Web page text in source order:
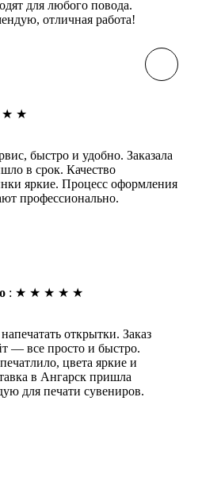
для любого повода.
отличная работа!
★ ★
быстро и удобно. Заказала
в срок. Качество
яркие. Процесс оформления
профессионально.
: ★ ★ ★ ★ ★
открытки. Заказ
— все просто и быстро.
цвета яркие и
в Ангарск пришла
для печати сувениров.